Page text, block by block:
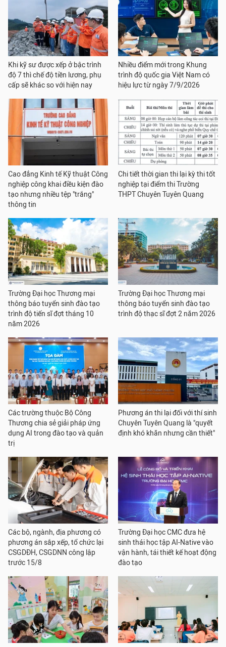
Khi kỹ sư được xếp ở bậc trình
độ 7 thì chế độ tiền lương, phụ
cấp sẽ khác so với hiện nay
Nhiều điểm mới trong Khung
trình độ quốc gia Việt Nam có
hiệu lực từ ngày 7/9/2026
Cao đẳng Kinh tế Kỹ thuật Công
nghiệp công khai điều kiện đào
tạo nhưng nhiều tệp "trắng"
thông tin
Chi tiết thời gian thi lại kỳ thi tốt
nghiệp tại điểm thi Trường
THPT Chuyên Tuyên Quang
Trường Đại học Thương mại
thông báo tuyển sinh đào tạo
trình độ tiến sĩ đợt tháng 10
năm 2026
Trường Đại học Thương mại
thông báo tuyển sinh đào tạo
trình độ thạc sĩ đợt 2 năm 2026
Các trường thuộc Bộ Công
Thương chia sẻ giải pháp ứng
dụng AI trong đào tạo và quản
trị
Phương án thi lại đối với thí sinh
Chuyên Tuyên Quang là "quyết
định khó khăn nhưng cần thiết"
Các bộ, ngành, địa phương có
phương án sắp xếp, tổ chức lại
CSGDĐH, CSGDNN công lập
trước 15/8
Trường Đại học CMC đưa hệ
sinh thái học tập AI-Native vào
vận hành, tái thiết kế hoạt động
đào tạo